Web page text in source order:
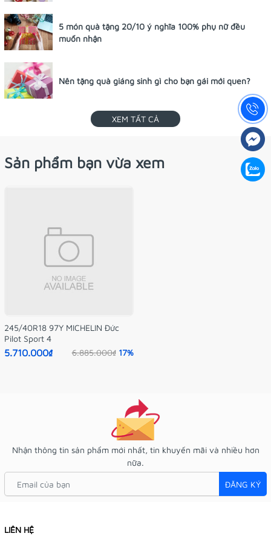
5 món quà tặng 20/10 ý nghĩa 100% phụ nữ đều
muốn nhận
Nên tặng quà giáng sinh gì cho bạn gái mới quen?
XEM TẤT CẢ
Sản phẩm bạn vừa xem
245/40R18 97Y MICHELIN Đức
Pilot Sport 4
5.710.000₫ 6.885.000₫ 17%
Nhận thông tin sản phẩm mới nhất, tin khuyến mãi và nhiều hơn
nữa.
ĐĂNG KÝ
LIÊN HỆ